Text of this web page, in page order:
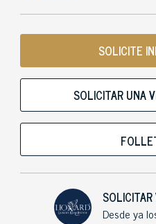
SOLICITE
SOLICITAR UNA
Desde ya